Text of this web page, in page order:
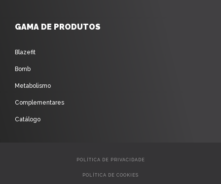
GAMA DE PRODUTOS
Blazefit
Bomb
Metabolismo
Complementares
Catálogo
POLÍTICA DE PRIVACIDADE
POLÍTICA DE COOKIES